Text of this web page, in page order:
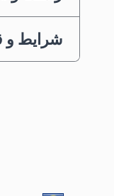
شرایط و